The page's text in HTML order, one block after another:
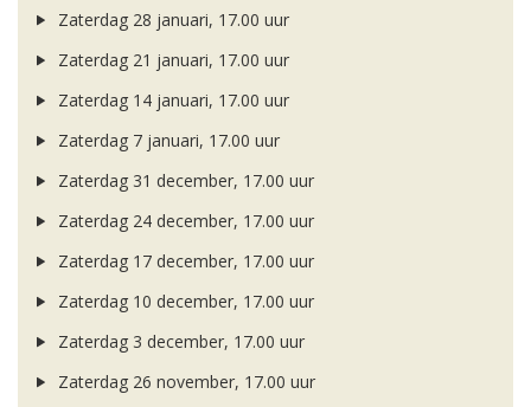
Zaterdag 28 januari, 17.00 uur
Zaterdag 21 januari, 17.00 uur
Zaterdag 14 januari, 17.00 uur
Zaterdag 7 januari, 17.00 uur
Zaterdag 31 december, 17.00 uur
Zaterdag 24 december, 17.00 uur
Zaterdag 17 december, 17.00 uur
Zaterdag 10 december, 17.00 uur
Zaterdag 3 december, 17.00 uur
Zaterdag 26 november, 17.00 uur